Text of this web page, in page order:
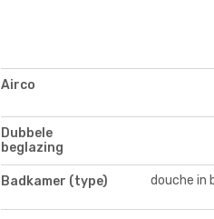
Airco
Dubbele
beglazing
Badkamer (type) douche in